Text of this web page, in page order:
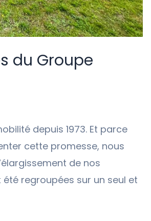
du Groupe
depuis 1973. Et parce
cette promesse, nous
de nos
regroupées sur un seul et